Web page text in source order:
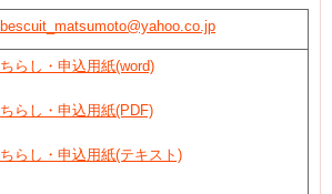
bescuit_matsumoto@yahoo.co.jp
ちらし・申込用紙(word)
ちらし・申込用紙(PDF)
ちらし・申込用紙(テキスト)